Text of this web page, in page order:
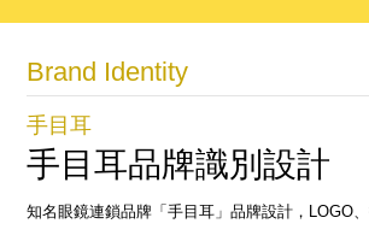
Brand Identity
手目耳
手目耳品牌識別設計
知名眼鏡連鎖品牌「手目耳」品牌設計，LOGO